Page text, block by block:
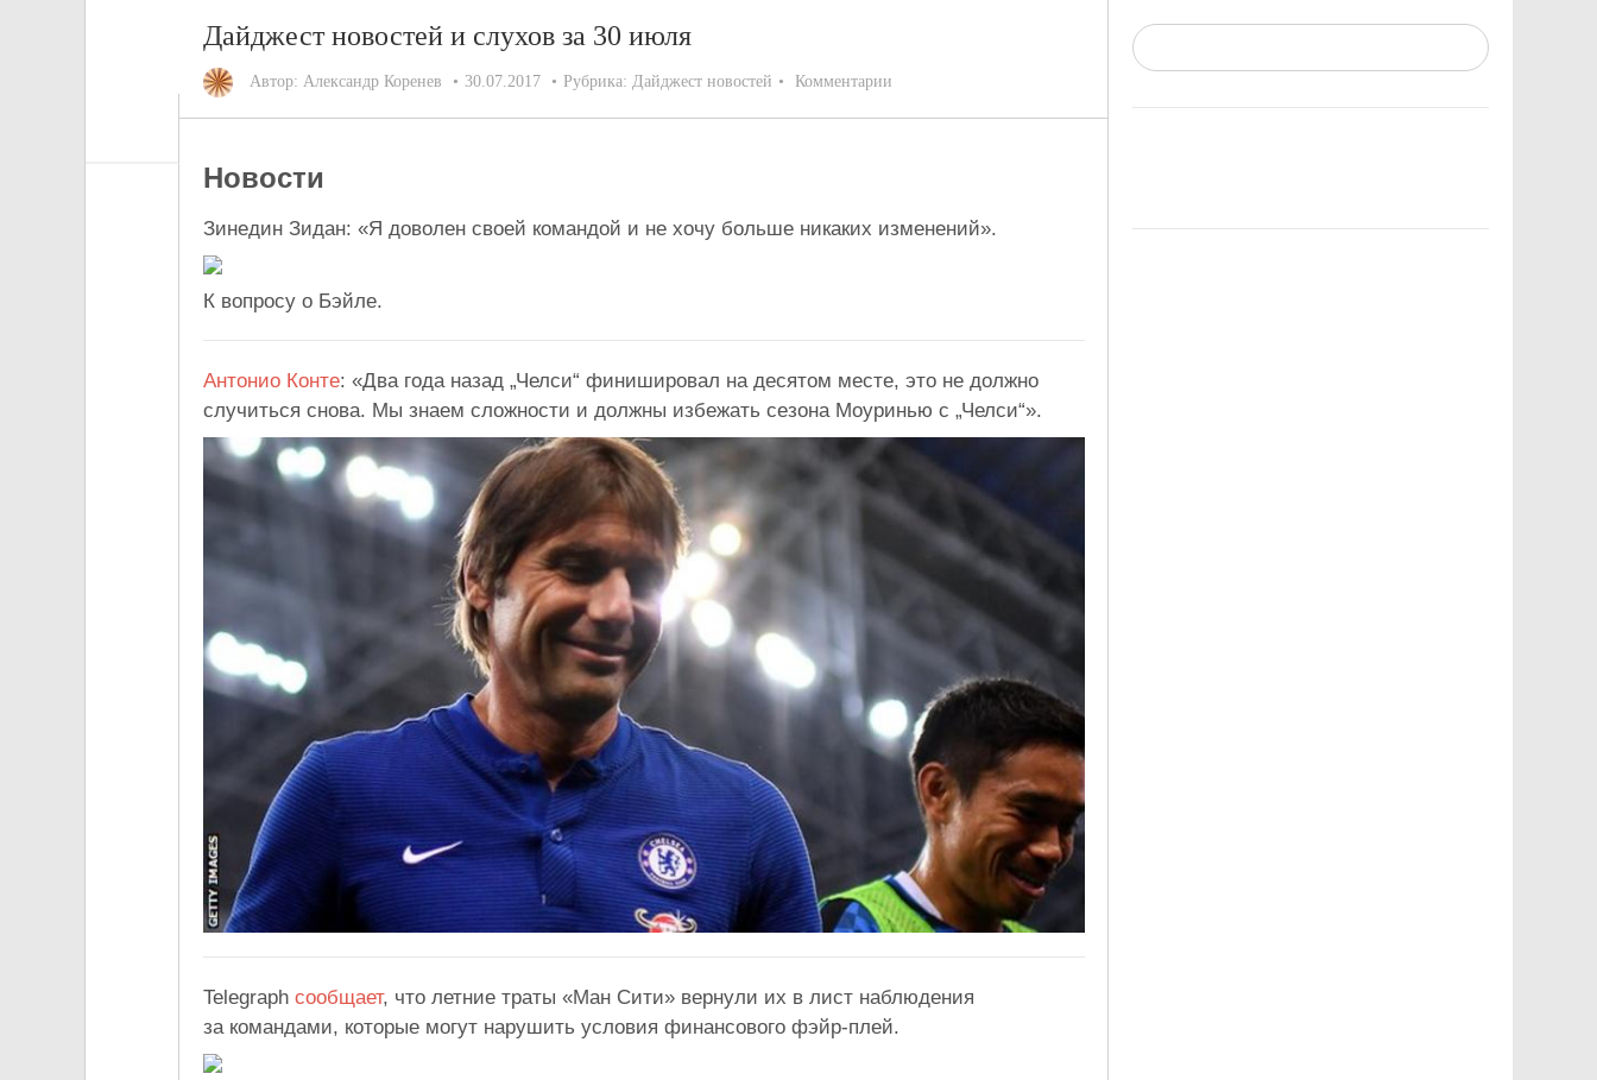
Дайджест новостей и слухов за 30 июля
Автор: Александр Коренев 30.07.2017 Рубрика: Дайджест новостей Комментарии
Новости
Зинедин Зидан: «Я доволен своей командой и не хочу больше никаких изменений».
К вопросу о Бэйле.
Антонио Конте: «Два года назад „Челси“ финишировал на десятом месте, это не должно
случиться снова. Мы знаем сложности и должны избежать сезона Моуринью с „Челси“».
Telegraph сообщает, что летние траты «Ман Сити» вернули их в лист наблюдения
за командами, которые могут нарушить условия финансового фэйр-плей.